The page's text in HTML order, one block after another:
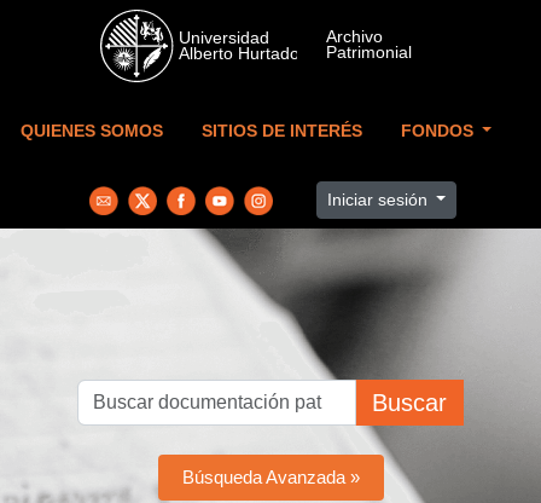
Skip to main content
QUIENES SOMOS SITIOS DE INTERÉS FONDOS
Iniciar sesión
Buscar
Búsqueda Avanzada »